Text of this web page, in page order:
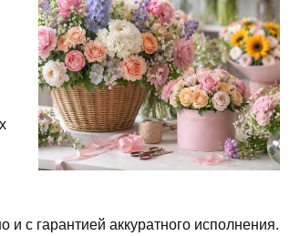
и с гарантией аккуратного исполнения.